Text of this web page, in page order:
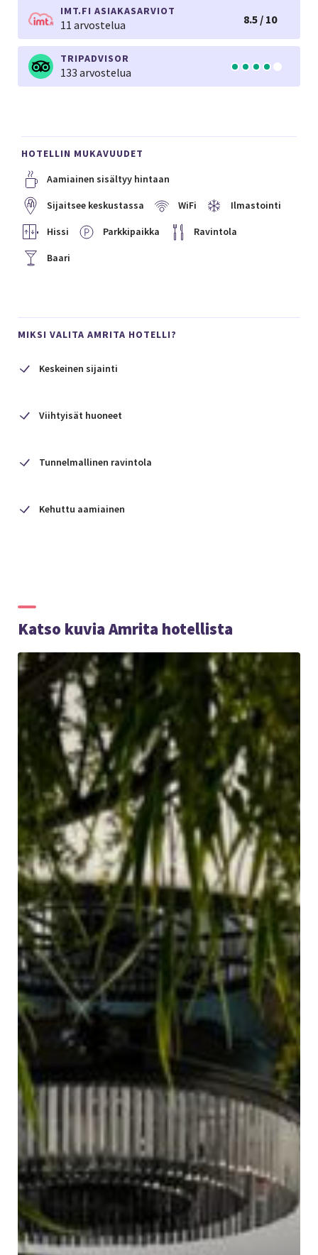
IMT.FI ASIAKASARVIOT
11 arvostelua 8.5 / 10
TRIPADVISOR
133 arvostelua
HOTELLIN MUKAVUUDET
Aamiainen sisältyy hintaan
Sijaitsee keskustassa WiFi Ilmastointi
Hissi Parkkipaikka Ravintola
Baari
MIKSI VALITA AMRITA HOTELLI?
Keskeinen sijainti
Viihtyisät huoneet
Tunnelmallinen ravintola
Kehuttu aamiainen
Katso kuvia Amrita hotellista